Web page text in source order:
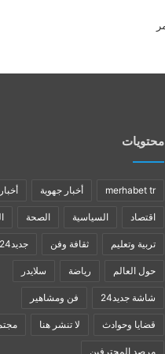
محتويات
merhabet tr أخبار جهوية
اقتصاد السياسية الصحة
تربية وتعليم ثقافة وفن جديد24
حول العالم رياضة سلايدر
شاشة جديد24 فن ومشاهير
قضايا وحوادث لا تنشر هنا
مرصد المحترفين